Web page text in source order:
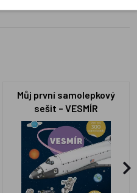
Můj první samolepkový
sešit – VESMÍR